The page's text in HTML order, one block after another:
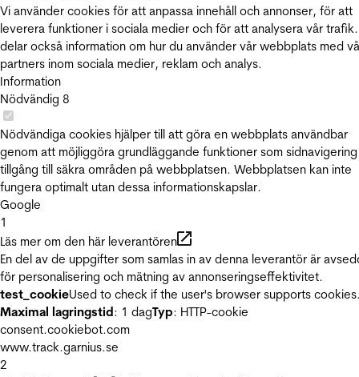
Vi använder cookies för att anpassa innehåll och annonser, för att
leverera funktioner i sociala medier och för att analysera vår
delar också information om hur du använder vår webbplats med
partners inom sociala medier, reklam och analys.
Information
Nödvändig 8
Nödvändiga cookies hjälper till att göra en webbplats användbar
genom att möjliggöra grundläggande funktioner som
tillgång till säkra områden på webbplatsen. Webbplatsen kan inte
fungera optimalt utan dessa informationskapslar.
Google
1
Läs mer om den här leverantören
En del av de uppgifter som samlas in av denna leverantör är
för personalisering och mätning av annonseringseffektivitet.
test_cookieUsed to check if the user's browser supports
Maximal lagringstid: 1 dagTyp: HTTP-cookie
consent.cookiebot.com
www.track.garnius.se
2